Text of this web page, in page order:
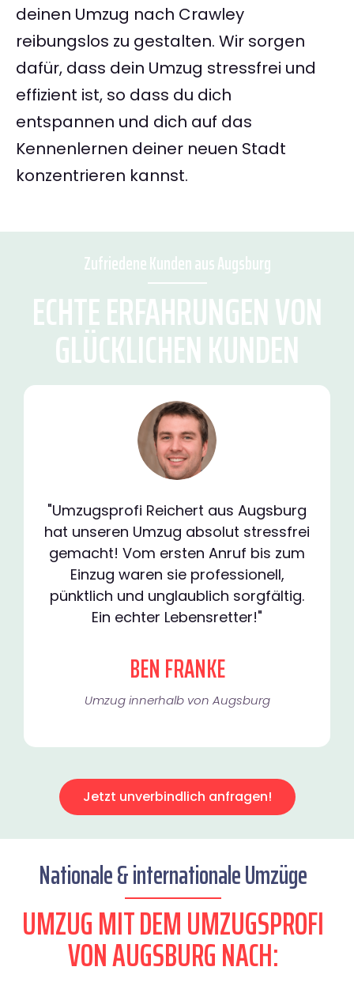
deinen Umzug nach Crawley
reibungslos zu gestalten. Wir sorgen
dafür, dass dein Umzug stressfrei und
effizient ist, so dass du dich
entspannen und dich auf das
Kennenlernen deiner neuen Stadt
konzentrieren kannst.
Zufriedene Kunden aus Augsburg
ECHTE ERFAHRUNGEN VON
GLÜCKLICHEN KUNDEN
"Umzugsprofi Reichert aus Augsburg
hat unseren Umzug absolut stressfrei
gemacht! Vom ersten Anruf bis zum
Einzug waren sie professionell,
pünktlich und unglaublich sorgfältig.
Ein echter Lebensretter!"
BEN FRANKE
Umzug innerhalb von Augsburg​
Jetzt unverbindlich anfragen!
Nationale & internationale Umzüge
UMZUG MIT DEM UMZUGSPROFI
VON AUGSBURG NACH: